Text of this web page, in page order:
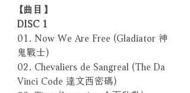
【曲目】
DISC 1
01. Now We Are Free (Gladiator 神
鬼戰士)
02. Chevaliers de Sangreal (The Da
Vinci Code 達文西密碼)